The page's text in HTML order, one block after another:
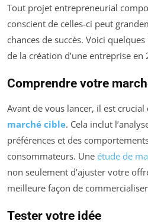
Tout projet entrepreneurial
conscient de celles-ci peut
chances de succès. Voici
de la création d’une entreprise en
Comprendre votre
Avant de vous lancer, il est
marché cible. Cela inclut
préférences et des
consommateurs. Une étude de
non seulement d’ajuster votre
meilleure façon de
Tester votre idée